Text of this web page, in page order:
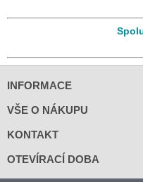
INFORMACE
VŠE O NÁKUPU
KONTAKT
OTEVÍRACÍ DOBA